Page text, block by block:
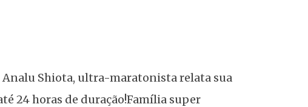
Analu Shiota, ultra-maratonista relata sua
24 horas de duração!Família super